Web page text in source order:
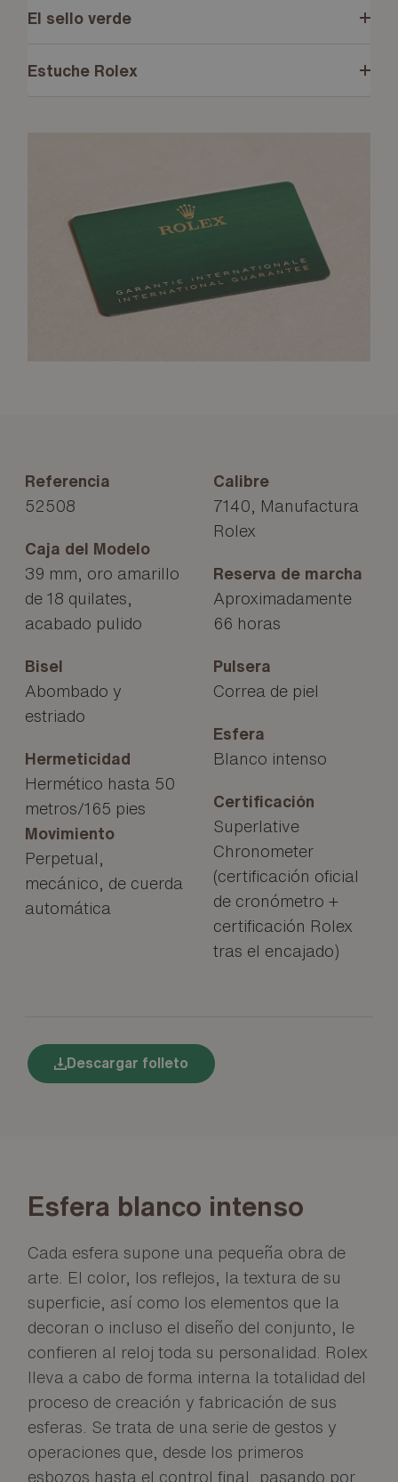
El sello verde
Estuche Rolex
Referencia
52508
Caja del Modelo
39 mm, oro amarillo
de 18 quilates,
acabado pulido
Bisel
Abombado y
estriado
Hermeticidad
Hermético hasta 50
metros/165 pies
Movimiento
Perpetual,
mecánico, de cuerda
automática
Calibre
7140, Manufactura
Rolex
Reserva de marcha
Aproximadamente
66 horas
Pulsera
Correa de piel
Esfera
Blanco intenso
Certificación
Superlative
Chronometer
(certificación oficial
de cronómetro +
certificación Rolex
tras el encajado)
Descargar folleto
Esfera blanco intenso
Cada esfera supone una pequeña obra de
arte. El color, los reflejos, la textura de su
superficie, así como los elementos que la
decoran o incluso el diseño del conjunto, le
confieren al reloj toda su personalidad. Rolex
lleva a cabo de forma interna la totalidad del
proceso de creación y fabricación de sus
esferas. Se trata de una serie de gestos y
operaciones que, desde los primeros
esbozos hasta el control final, pasando por